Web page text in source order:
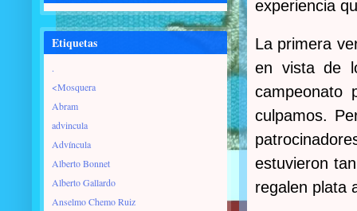
experiencia
La primera
en vista de
campeonato
culpamos.
estuvieron
regalen plata
Etiquetas
.
<Mosquera
Abram
advincula
Advíncula
Alberto Bonnet
Alberto Gallardo
Anselmo Chemo Ruiz